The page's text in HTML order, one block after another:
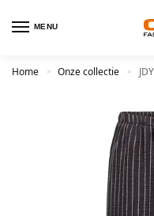
MENU
Home > Onze collectie >